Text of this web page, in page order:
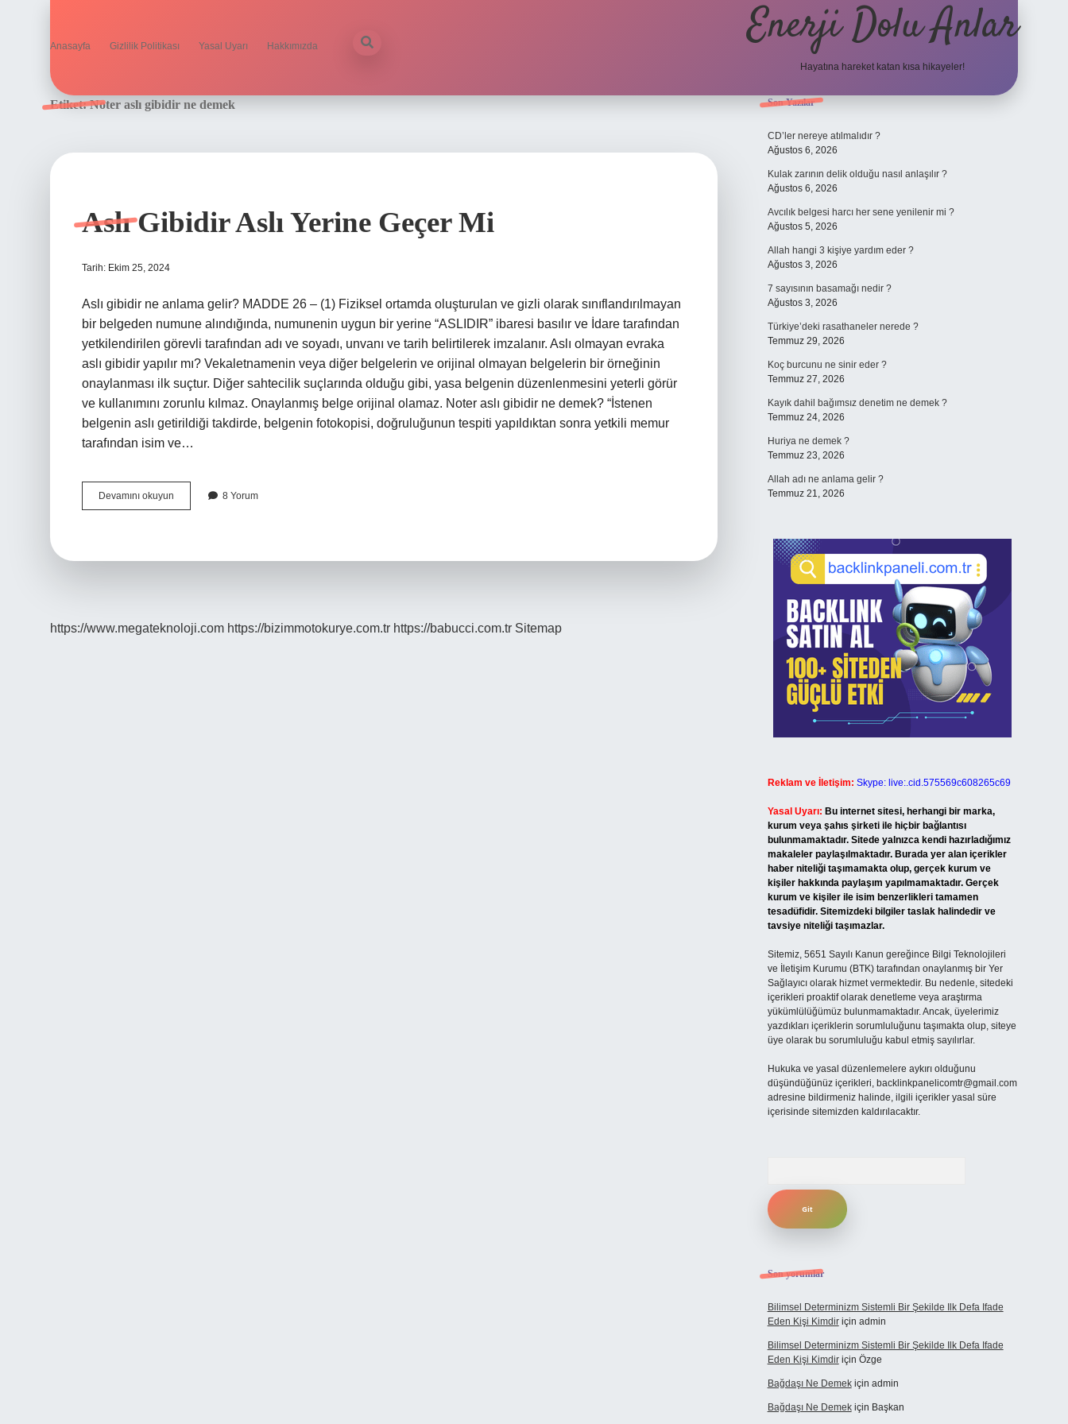
Anasayfa Gizlilik Politikası Yasal Uyarı Hakkımızda Enerji Dolu Anlar
Hayatına hareket katan kısa hikayeler!
Etiket:Noter aslı gibidir ne demek
Aslı Gibidir Aslı Yerine Geçer Mi
Tarih: Ekim 25, 2024
Aslı gibidir ne anlama gelir? MADDE 26 – (1) Fiziksel ortamda oluşturulan ve gizli olarak sınıflandırılmayan
bir belgeden numune alındığında, numunenin uygun bir yerine “ASLIDIR” ibaresi basılır ve İdare tarafından
yetkilendirilen görevli tarafından adı ve soyadı, unvanı ve tarih belirtilerek imzalanır. Aslı olmayan evraka
aslı gibidir yapılır mı? Vekaletnamenin veya diğer belgelerin ve orijinal olmayan belgelerin bir örneğinin
onaylanması ilk suçtur. Diğer sahtecilik suçlarında olduğu gibi, yasa belgenin düzenlenmesini yeterli görür
ve kullanımını zorunlu kılmaz. Onaylanmış belge orijinal olamaz. Noter aslı gibidir ne demek? “İstenen
belgenin aslı getirildiği takdirde, belgenin fotokopisi, doğruluğunun tespiti yapıldıktan sonra yetkili memur
tarafından isim ve…
Devamını okuyun
Gibidir
8 Yorum
https://www.megateknoloji.com https://bizimmotokurye.com.tr https://babucci.com.tr Sitemap
Sidebar
Son Yazılar
CD’ler nereye atılmalıdır ?
Ağustos 6, 2026
Kulak zarının delik olduğu nasıl anlaşılır ?
Ağustos 6, 2026
Avcılık belgesi harcı her sene yenilenir mi ?
Ağustos 5, 2026
Allah hangi 3 kişiye yardım eder ?
Ağustos 3, 2026
7 sayısının basamağı nedir ?
Ağustos 3, 2026
Türkiye’deki rasathaneler nerede ?
Temmuz 29, 2026
Koç burcunu ne sinir eder ?
Temmuz 27, 2026
Kayık dahil bağımsız denetim ne demek ?
Temmuz 24, 2026
Huriya ne demek ?
Temmuz 23, 2026
Allah adı ne anlama gelir ?
Temmuz 21, 2026
Reklam ve İletişim: Skype: live:.cid.575569c608265c69
Yasal Uyarı: Bu internet sitesi, herhangi bir marka,
kurum veya şahıs şirketi ile hiçbir bağlantısı
bulunmamaktadır. Sitede yalnızca kendi hazırladığımız
makaleler paylaşılmaktadır. Burada yer alan içerikler
haber niteliği taşımamakta olup, gerçek kurum ve
kişiler hakkında paylaşım yapılmamaktadır. Gerçek
kurum ve kişiler ile isim benzerlikleri tamamen
tesadüfidir. Sitemizdeki bilgiler taslak halindedir ve
tavsiye niteliği taşımazlar.
Sitemiz, 5651 Sayılı Kanun gereğince Bilgi Teknolojileri
ve İletişim Kurumu (BTK) tarafından onaylanmış bir Yer
Sağlayıcı olarak hizmet vermektedir. Bu nedenle, sitedeki
içerikleri proaktif olarak denetleme veya araştırma
yükümlülüğümüz bulunmamaktadır. Ancak, üyelerimiz
yazdıkları içeriklerin sorumluluğunu taşımakta olup, siteye
üye olarak bu sorumluluğu kabul etmiş sayılırlar.
Hukuka ve yasal düzenlemelere aykırı olduğunu
düşündüğünüz içerikleri, backlinkpanelicomtr@gmail.com
adresine bildirmeniz halinde, ilgili içerikler yasal süre
içerisinde sitemizden kaldırılacaktır.
Son yorumlar
Bilimsel Determinizm Sistemli Bir Şekilde Ilk Defa Ifade
Eden Kişi Kimdiriçin admin
Bilimsel Determinizm Sistemli Bir Şekilde Ilk Defa Ifade
Eden Kişi Kimdiriçin Özge
Bağdaşı Ne Demekiçin admin
Bağdaşı Ne Demekiçin Başkan